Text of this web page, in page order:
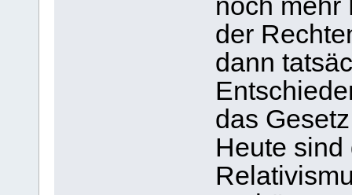
noch mehr
der
dann
das
Heute sind